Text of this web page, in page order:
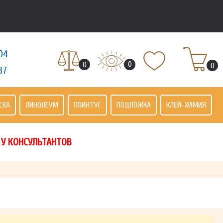
0 0 0
ЛИНОЛЕУМ ПЛИНТУС ПОДЛОЖКА КЛЕЙ-ХИМИЯ
КОНСУЛЬТАНТОВ